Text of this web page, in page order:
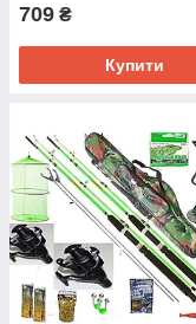
709 ₴
Купити